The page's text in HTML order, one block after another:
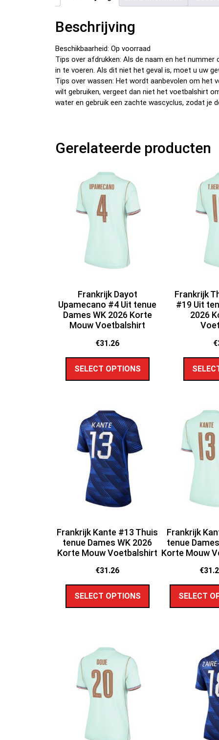
Beschrijving
Beschikbaarheid: Op voorraad
Tips over afdrukken: Als de naam en het
in te voeren. Als dit niet het geval is, moet u uw
Tips over wassen: Het wordt aanbevolen om het
wilt gebruiken, vergeet dan niet het voetbalshirt
water en gebruik een zachte wascyclus, zodat je
Gerelateerde producten
Frankrijk Dayot
Upamecano #4 Uit tenue
Dames WK 2026 Korte
Mouw Voetbalshirt
€31.26
SELECT OPTIONS
Frankrijk
#19 Uit
2026
€
Frankrijk Kante #13 Thuis
tenue Dames WK 2026
Korte Mouw Voetbalshirt
€31.26
SELECT OPTIONS
Frankrijk
tenue
Korte Mouw
€
SELECT